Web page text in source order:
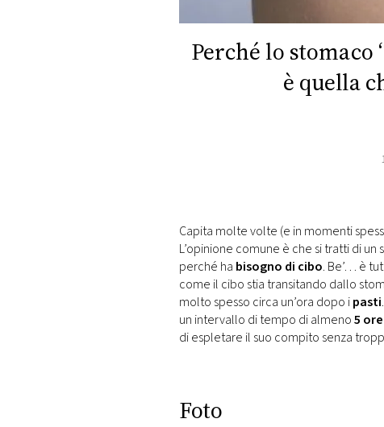
RMC
CONSIGLIA
Perché lo stomaco
è quella
Capita molte volte (e in momenti
L’opinione comune è che si tratti di un
perché ha bisogno di cibo. Be’… è
come il cibo stia transitando dallo
molto spesso circa un’ora dopo ipasti
un intervallo di tempo di almeno5 ore
di espletare il suo compito senza
Foto